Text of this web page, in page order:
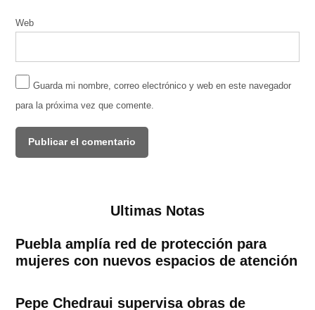
Web
Guarda mi nombre, correo electrónico y web en este navegador
para la próxima vez que comente.
Ultimas Notas
Puebla amplía red de protección para
mujeres con nuevos espacios de atención
Pepe Chedraui supervisa obras de